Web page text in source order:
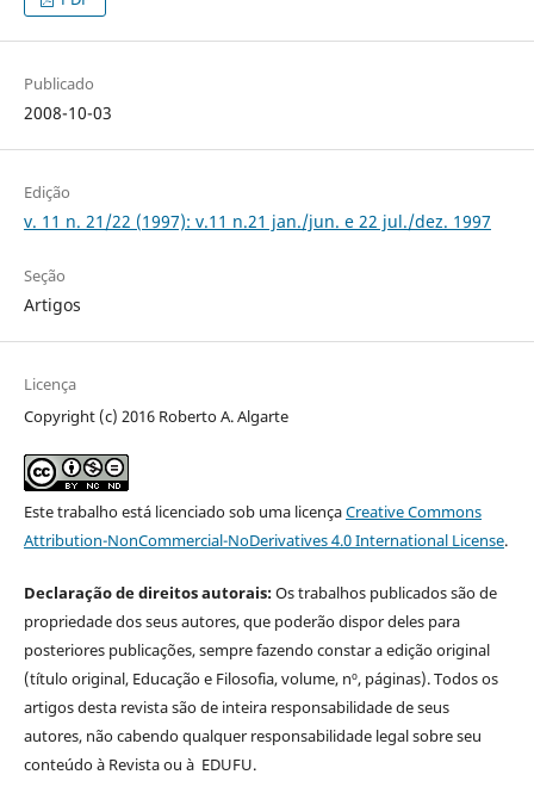
Publicado
2008-10-03
Edição
v. 11 n. 21/22 (1997): v.11 n.21 jan./jun. e 22 jul./dez. 1997
Seção
Artigos
Licença
Copyright (c) 2016 Roberto A. Algarte
Este trabalho está licenciado sob uma licençaCreative Commons
Attribution-NonCommercial-NoDerivatives 4.0 International License.
Declaração de direitos autorais:Os trabalhos publicados são de
propriedade dos seus autores, que poderão dispor deles para
posteriores publicações, sempre fazendo constar a edição original
(título original, Educação e Filosofia, volume, nº, páginas). Todos os
artigos desta revista são de inteira responsabilidade de seus
autores, não cabendo qualquer responsabilidade legal sobre seu
conteúdo à Revista ou à EDUFU.